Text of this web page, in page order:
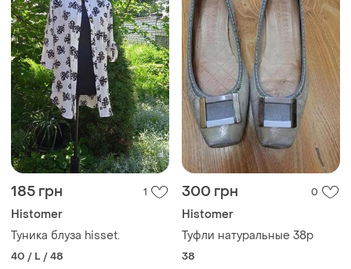
185 грн 1
Histomer
Туника блуза hisset.
40 / L / 48
300 грн 0
Histomer
Туфли натуральные 38р
38